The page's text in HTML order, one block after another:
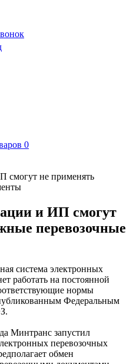
0
смогут не применять
и ИП смогут
перевозочные
система электронных
работать на постоянной
нормы
Федеральным
Минтранс запустил
перевозочных
обмен